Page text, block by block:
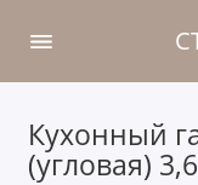
Кухонный
(угловая)